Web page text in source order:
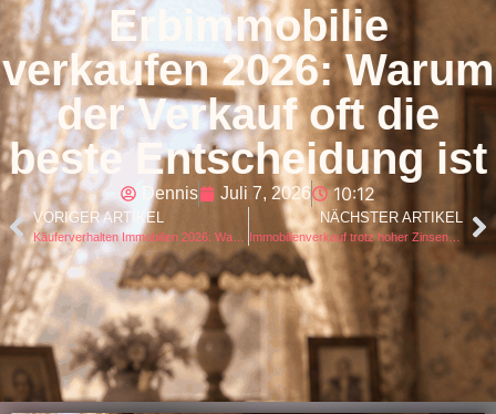
Erbimmobilie
verkaufen 2026: Warum
der Verkauf oft die
beste Entscheidung ist
Dennis Juli 7, 2026 10:12
VORIGER ARTIKEL NÄCHSTER ARTIKEL
Immobilienverkauf trotz hoher Zinsen: Warum gute Objekte 2026 weiter Käufer finden